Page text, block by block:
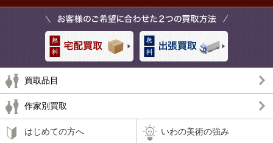
買取品目
作家別買取
はじめての方へ いわの美術の強み